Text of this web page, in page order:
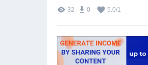
32
0 5.0/1